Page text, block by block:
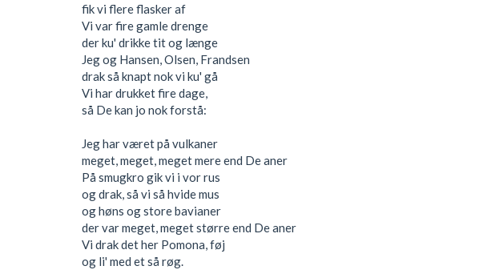
fik vi flere flasker af
Vi var fire gamle drenge
der ku' drikke tit og længe
Jeg og Hansen, Olsen, Frandsen
drak så knapt nok vi ku' gå
Vi har drukket fire dage,
så De kan jo nok forstå:
Jeg har været på vulkaner
meget, meget, meget mere end De aner
På smugkro gik vi i vor rus
og drak, så vi så hvide mus
og høns og store bavianer
der var meget, meget større end De aner
Vi drak det her Pomona, føj
og li' med et så røg.